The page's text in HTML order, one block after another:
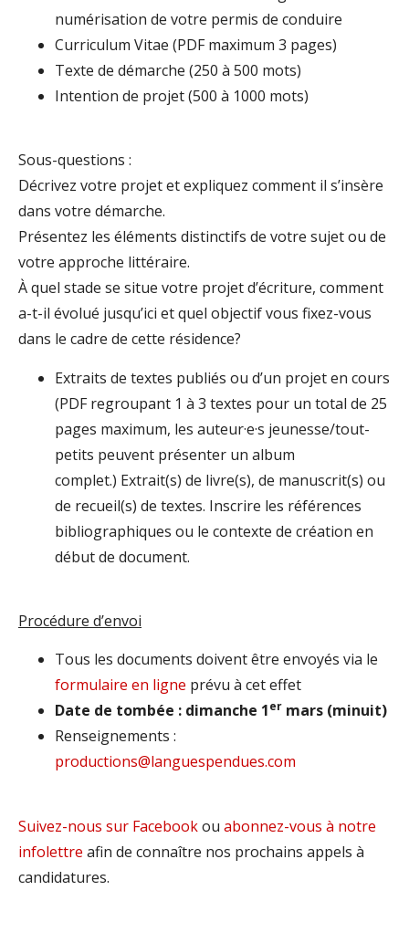
numérisation de votre permis de conduire
Curriculum Vitae (PDF maximum 3 pages)
Texte de démarche (250 à 500 mots)
Intention de projet (500 à 1000 mots)
Sous-questions :
Décrivez votre projet et expliquez comment il s’insère
dans votre démarche.
Présentez les éléments distinctifs de votre sujet ou de
votre approche littéraire.
À quel stade se situe votre projet d’écriture, comment
a-t-il évolué jusqu’ici et quel objectif vous fixez-vous
dans le cadre de cette résidence?
Extraits de textes publiés ou d’un projet en cours
(PDF regroupant 1 à 3 textes pour un total de 25
pages maximum, les auteur·e·s jeunesse/tout-
petits peuvent présenter un album
complet.) Extrait(s) de livre(s), de manuscrit(s) ou
de recueil(s) de textes. Inscrire les références
bibliographiques ou le contexte de création en
début de document.
Procédure d’envoi
Tous les documents doivent être envoyés via le
formulaire en ligne prévu à cet effet
Date de tombée : dimanche 1er mars (minuit)
Renseignements :
moc.seudnepseugnal
@snoitcudorp
Suivez-nous sur Facebookou abonnez-vous à notre
infolettre afin de connaître nos prochains appels à
candidatures.